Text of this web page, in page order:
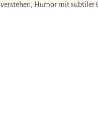
verstehen, Humor mit subtiler